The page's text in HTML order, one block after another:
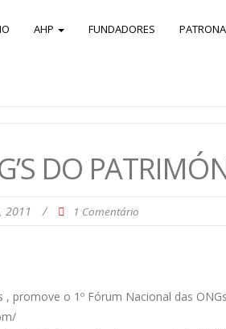
AHP FUNDADORES
DO
2011 / 1 Comentário
promove o 1º Fórum Nacional das